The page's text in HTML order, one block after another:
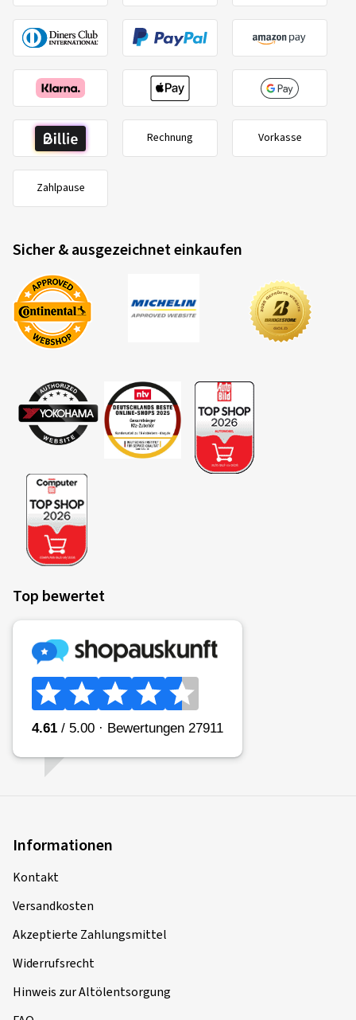
Rechnung Vorkasse
Zahlpause
Sicher & ausgezeichnet einkaufen
Top bewertet
Informationen
Kontakt
Versandkosten
Akzeptierte Zahlungsmittel
Widerrufsrecht
Hinweis zur Altölentsorgung